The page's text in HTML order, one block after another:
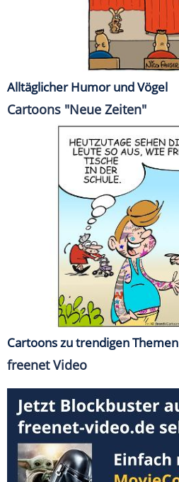
Alltäglicher Humor und Vögel
Cartoons "Neue Zeiten"
Cartoons zu trendigen Themen
freenet Video